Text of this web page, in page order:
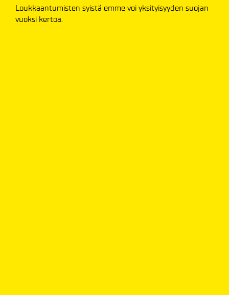
Loukkaantumisten syistä emme voi yksityisyyden suojan
vuoksi kertoa.